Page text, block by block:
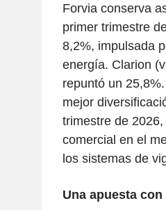
Forvia conserva
primer trimestre
8,2%, impulsada
energía. Clarion
repuntó un
mejor
trimestre de
comercial en el
los sistemas de
Una apuesta